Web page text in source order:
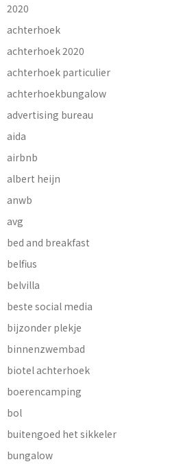
2020
achterhoek
achterhoek 2020
achterhoek particulier
achterhoekbungalow
advertising bureau
aida
airbnb
albert heijn
anwb
avg
bed and breakfast
belfius
belvilla
beste social media
bijzonder plekje
binnenzwembad
biotel achterhoek
boerencamping
bol
buitengoed het sikkeler
bungalow